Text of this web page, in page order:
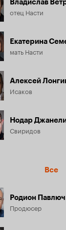
Владислав
отец Насти
Екатерина
мать Насти
Алексей
Исаков
Нодар
Свиридов
Все
Родион
Продюсер